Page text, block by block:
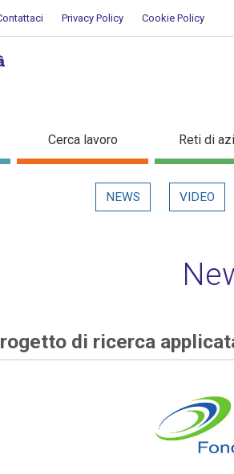
Privacy Policy Cookie Policy
il progetto di
Cerca lavoro Reti di
NEWS VIDEO
di ricerca